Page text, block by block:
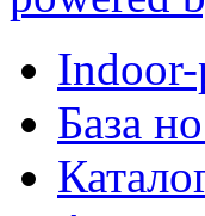
Indoor-
База